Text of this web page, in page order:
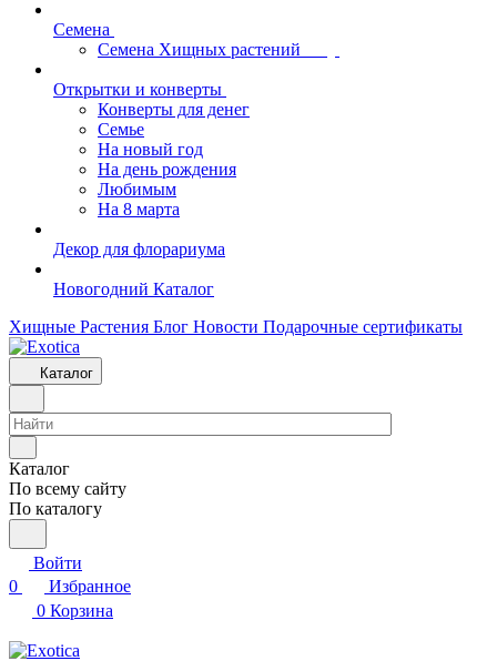
Семена
Семена Хищных растений
Открытки и конверты
Конверты для денег
Семье
На новый год
На день рождения
Любимым
На 8 марта
Декор для флорариума
Новогодний Каталог
Хищные Растения Блог Новости Подарочные сертификаты
Каталог
Каталог
По всему сайту
По каталогу
Войти
0
Избранное
0 Корзина